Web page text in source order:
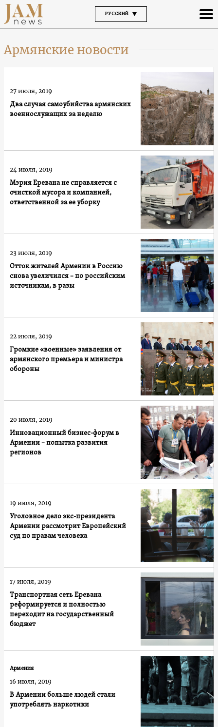
РУССКИЙ
Армянские новости
Два случая самоубийства армянских
военнослужащих за неделю
27 июля, 2019
Мэрия Еревана не справляется с
очисткой мусора и компанией,
ответственной за ее уборку
24 июля, 2019
Отток жителей Армении в Россию
снова увеличился – по российским
источникам, в разы
23 июля, 2019
Громкие «военные» заявления от
армянского премьера и министра
обороны
22 июля, 2019
Инновационный бизнес-форум в
Армении – попытка развития
регионов
20 июля, 2019
Уголовное дело экс-президента
Армении рассмотрит Европейский
суд по правам человека
19 июля, 2019
Транспортная сеть Еревана
реформируется и полностью
переходит на государственный
бюджет
17 июля, 2019
В Армении больше людей стали
употреблять наркотики
Армения
16 июля, 2019